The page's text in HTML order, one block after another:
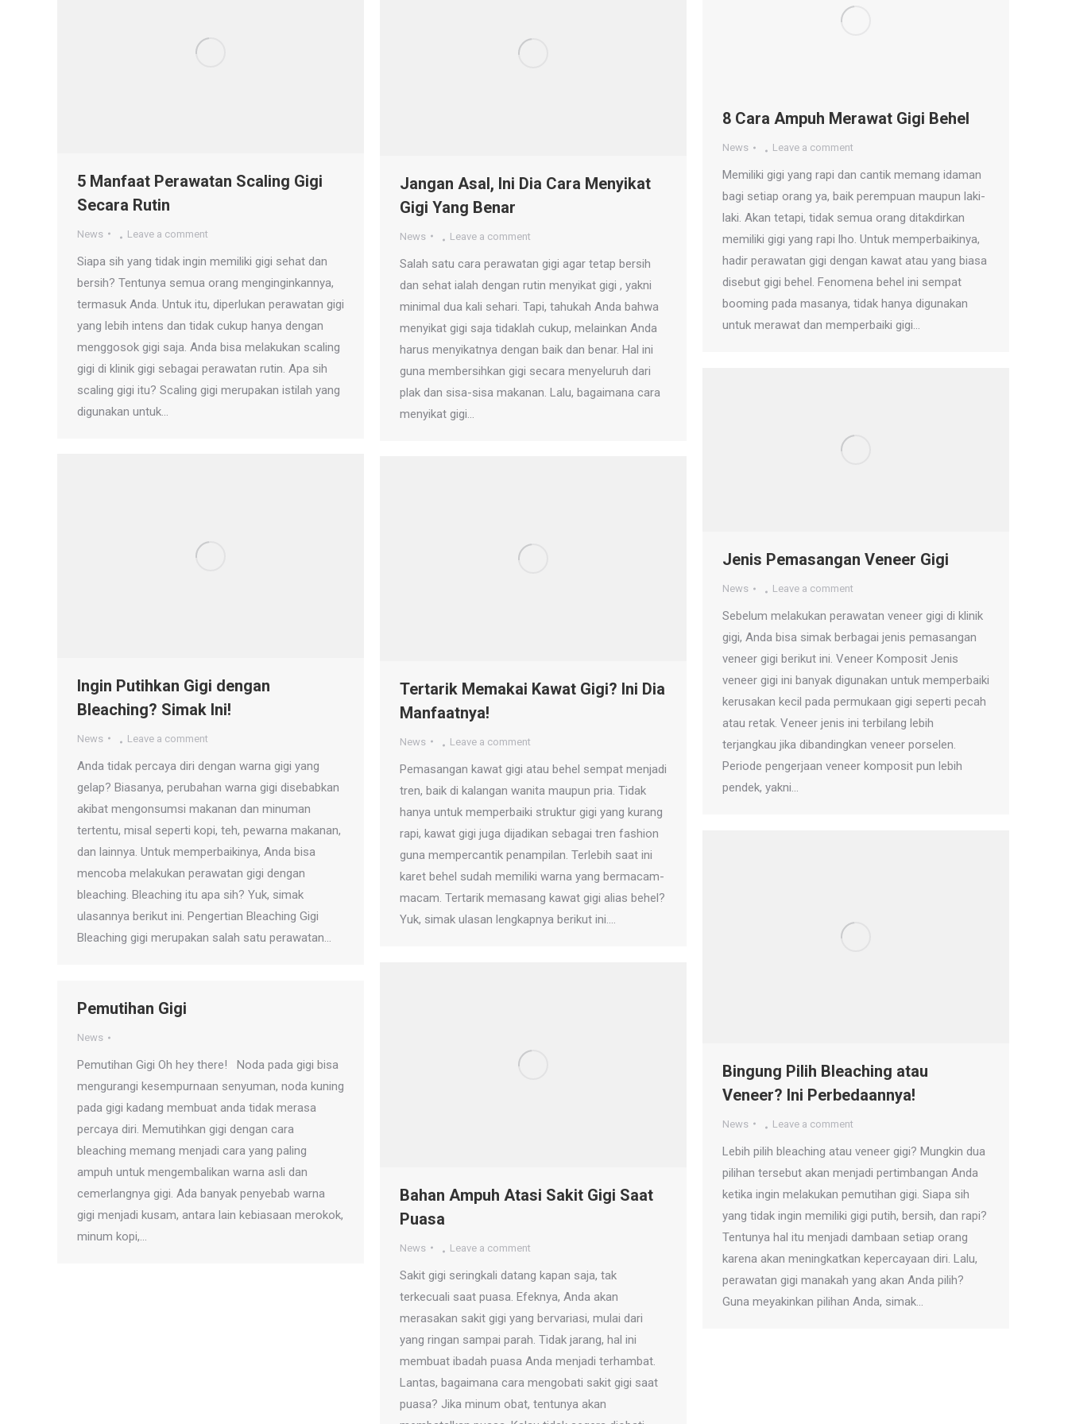
5 Manfaat Perawatan Scaling Gigi
Secara Rutin
News Leave a comment
Siapa sih yang tidak ingin memiliki gigi sehat dan
bersih? Tentunya semua orang menginginkannya,
termasuk Anda. Untuk itu, diperlukan perawatan gigi
yang lebih intens dan tidak cukup hanya dengan
menggosok gigi saja. Anda bisa melakukan scaling
gigi di klinik gigi sebagai perawatan rutin. Apa sih
scaling gigi itu? Scaling gigi merupakan istilah yang
digunakan untuk…
Jangan Asal, Ini Dia Cara Menyikat
Gigi Yang Benar
News Leave a comment
Salah satu cara perawatan gigi agar tetap bersih
dan sehat ialah dengan rutin menyikat gigi , yakni
minimal dua kali sehari. Tapi, tahukah Anda bahwa
menyikat gigi saja tidaklah cukup, melainkan Anda
harus menyikatnya dengan baik dan benar. Hal ini
guna membersihkan gigi secara menyeluruh dari
plak dan sisa-sisa makanan. Lalu, bagaimana cara
menyikat gigi…
8 Cara Ampuh Merawat Gigi Behel
News Leave a comment
Memiliki gigi yang rapi dan cantik memang idaman
bagi setiap orang ya, baik perempuan maupun laki-
laki. Akan tetapi, tidak semua orang ditakdirkan
memiliki gigi yang rapi lho. Untuk memperbaikinya,
hadir perawatan gigi dengan kawat atau yang biasa
disebut gigi behel. Fenomena behel ini sempat
booming pada masanya, tidak hanya digunakan
untuk merawat dan memperbaiki gigi…
Jenis Pemasangan Veneer Gigi
News Leave a comment
Sebelum melakukan perawatan veneer gigi di klinik
gigi, Anda bisa simak berbagai jenis pemasangan
veneer gigi berikut ini. Veneer Komposit Jenis
veneer gigi ini banyak digunakan untuk memperbaiki
kerusakan kecil pada permukaan gigi seperti pecah
atau retak. Veneer jenis ini terbilang lebih
terjangkau jika dibandingkan veneer porselen.
Periode pengerjaan veneer komposit pun lebih
pendek, yakni…
Ingin Putihkan Gigi dengan
Bleaching? Simak Ini!
News Leave a comment
Anda tidak percaya diri dengan warna gigi yang
gelap? Biasanya, perubahan warna gigi disebabkan
akibat mengonsumsi makanan dan minuman
tertentu, misal seperti kopi, teh, pewarna makanan,
dan lainnya. Untuk memperbaikinya, Anda bisa
mencoba melakukan perawatan gigi dengan
bleaching. Bleaching itu apa sih? Yuk, simak
ulasannya berikut ini. Pengertian Bleaching Gigi
Bleaching gigi merupakan salah satu perawatan…
Tertarik Memakai Kawat Gigi? Ini Dia
Manfaatnya!
News Leave a comment
Pemasangan kawat gigi atau behel sempat menjadi
tren, baik di kalangan wanita maupun pria. Tidak
hanya untuk memperbaiki struktur gigi yang kurang
rapi, kawat gigi juga dijadikan sebagai tren fashion
guna mempercantik penampilan. Terlebih saat ini
karet behel sudah memiliki warna yang bermacam-
macam. Tertarik memasang kawat gigi alias behel?
Yuk, simak ulasan lengkapnya berikut ini.…
Bingung Pilih Bleaching atau
Veneer? Ini Perbedaannya!
News Leave a comment
Lebih pilih bleaching atau veneer gigi? Mungkin dua
pilihan tersebut akan menjadi pertimbangan Anda
ketika ingin melakukan pemutihan gigi. Siapa sih
yang tidak ingin memiliki gigi putih, bersih, dan rapi?
Tentunya hal itu menjadi dambaan setiap orang
karena akan meningkatkan kepercayaan diri. Lalu,
perawatan gigi manakah yang akan Anda pilih?
Guna meyakinkan pilihan Anda, simak…
Bahan Ampuh Atasi Sakit Gigi Saat
Puasa
News Leave a comment
Sakit gigi seringkali datang kapan saja, tak
terkecuali saat puasa. Efeknya, Anda akan
merasakan sakit gigi yang bervariasi, mulai dari
yang ringan sampai parah. Tidak jarang, hal ini
membuat ibadah puasa Anda menjadi terhambat.
Lantas, bagaimana cara mengobati sakit gigi saat
puasa? Jika minum obat, tentunya akan
Pemutihan Gigi
News
Pemutihan Gigi Oh hey there! Noda pada gigi bisa
mengurangi kesempurnaan senyuman, noda kuning
pada gigi kadang membuat anda tidak merasa
percaya diri. Memutihkan gigi dengan cara
bleaching memang menjadi cara yang paling
ampuh untuk mengembalikan warna asli dan
cemerlangnya gigi. Ada banyak penyebab warna
gigi menjadi kusam, antara lain kebiasaan merokok,
minum kopi,…